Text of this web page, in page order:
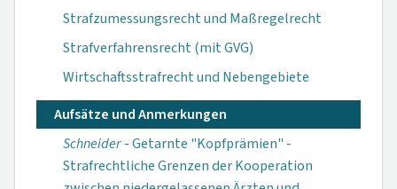
Strafzumessungsrecht und Maßregelrecht
Strafverfahrensrecht (mit GVG)
Wirtschaftsstrafrecht und Nebengebiete
Aufsätze und Anmerkungen
Schneider- Getarnte "Kopfprämien" -
Strafrechtliche Grenzen der Kooperation